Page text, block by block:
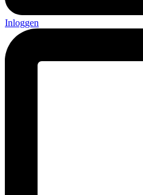
Inloggen